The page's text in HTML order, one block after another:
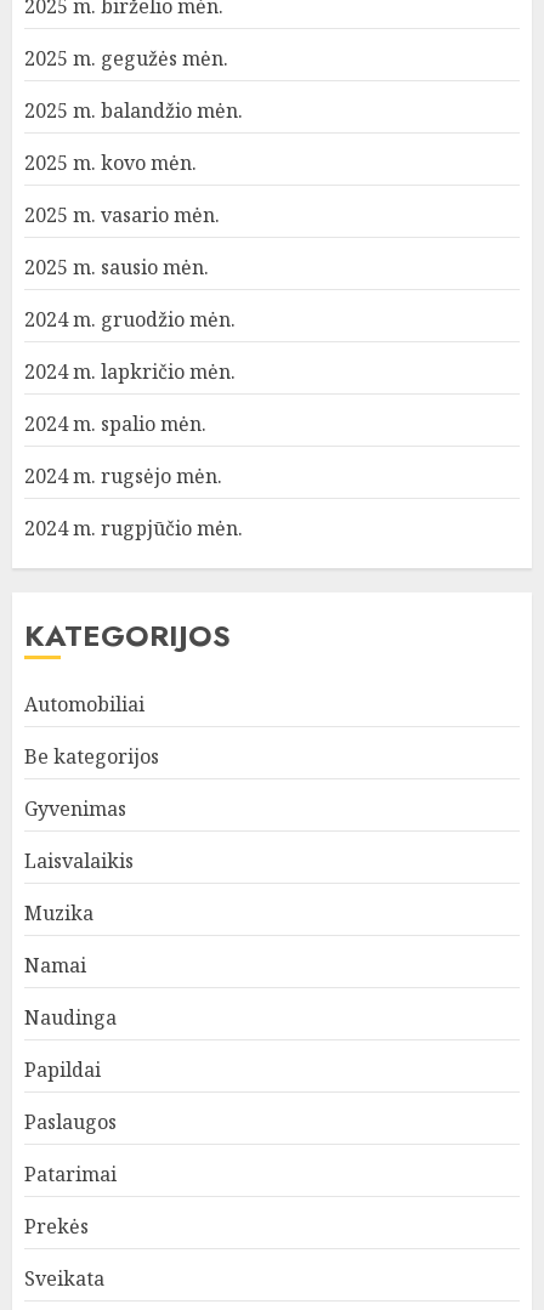
2025 m. birželio mėn.
2025 m. gegužės mėn.
2025 m. balandžio mėn.
2025 m. kovo mėn.
2025 m. vasario mėn.
2025 m. sausio mėn.
2024 m. gruodžio mėn.
2024 m. lapkričio mėn.
2024 m. spalio mėn.
2024 m. rugsėjo mėn.
2024 m. rugpjūčio mėn.
KATEGORIJOS
Automobiliai
Be kategorijos
Gyvenimas
Laisvalaikis
Muzika
Namai
Naudinga
Papildai
Paslaugos
Patarimai
Prekės
Sveikata